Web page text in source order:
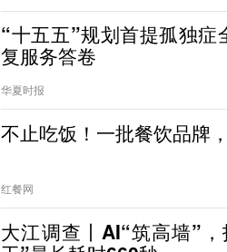
“十五五”规划首提孤独
复服务答卷
华夏时报
不止吃饭！一批餐饮品牌
红餐网
大江调查丨AI“筑高墙”